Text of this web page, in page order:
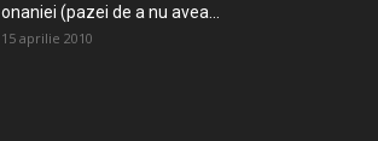
onaniei (pazei de a nu avea...
15 aprilie 2010